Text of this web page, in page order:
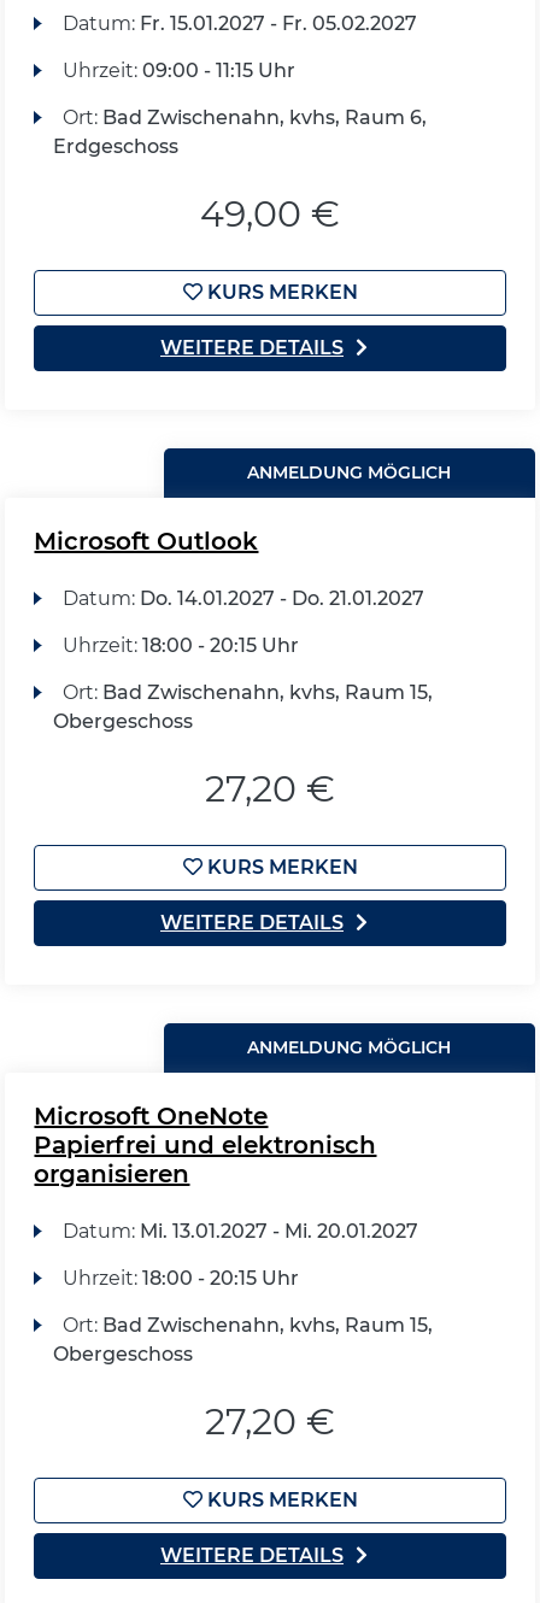
Datum: Fr. 15.01.2027 - Fr. 05.02.2027
Uhrzeit: 09:00 - 11:15 Uhr
Ort: Bad Zwischenahn, kvhs, Raum 6,
Erdgeschoss
49,00 €
KURS MERKEN
WEITERE DETAILS
ANMELDUNG MÖGLICH
Microsoft Outlook
Datum: Do. 14.01.2027 - Do. 21.01.2027
Uhrzeit: 18:00 - 20:15 Uhr
Ort: Bad Zwischenahn, kvhs, Raum 15,
Obergeschoss
27,20 €
KURS MERKEN
WEITERE DETAILS
ANMELDUNG MÖGLICH
Microsoft OneNote
Papierfrei und elektronisch
organisieren
Datum: Mi. 13.01.2027 - Mi. 20.01.2027
Uhrzeit: 18:00 - 20:15 Uhr
Ort: Bad Zwischenahn, kvhs, Raum 15,
Obergeschoss
27,20 €
KURS MERKEN
WEITERE DETAILS